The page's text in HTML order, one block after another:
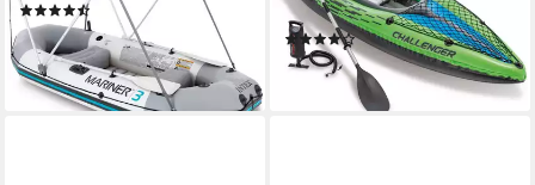
(3)
64,99 €
leider ausverkauft
Kayak Set, (Set, 3-St)
(15)
ab 89,90 €
leider ausverkauft